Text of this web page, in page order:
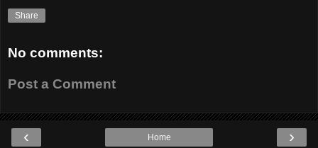
Share
No comments:
Post a Comment
‹ ›
Home